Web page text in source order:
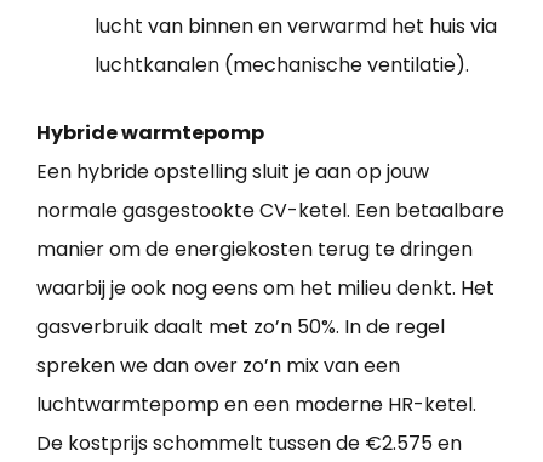
lucht van binnen en verwarmd het huis via
luchtkanalen (mechanische ventilatie).
Hybride warmtepomp
Een hybride opstelling sluit je aan op jouw
normale gasgestookte CV-ketel. Een betaalbare
manier om de energiekosten terug te dringen
waarbij je ook nog eens om het milieu denkt. Het
gasverbruik daalt met zo’n 50%. In de regel
spreken we dan over zo’n mix van een
luchtwarmtepomp en een moderne HR-ketel.
De kostprijs schommelt tussen de €2.575 en